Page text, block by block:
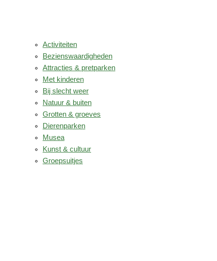
Activiteiten
Bezienswaardigheden
Attracties & pretparken
Met kinderen
Bij slecht weer
Natuur & buiten
Grotten & groeves
Dierenparken
Musea
Kunst & cultuur
Groepsuitjes